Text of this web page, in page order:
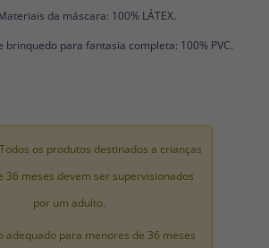
da máscara: 100% LÁTEX.
brinquedo para fantasia completa: 100% PVC.
Todos os produtos destinados a crianças
36 meses devem ser supervisionados
por um adulto.
adequado para menores de 36 meses